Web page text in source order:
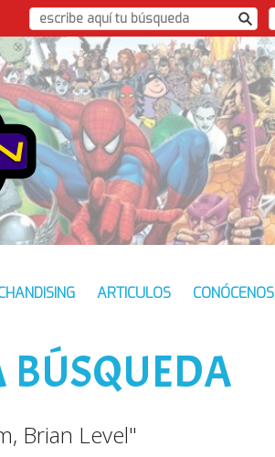
ARTICULOS CONÓCENOS
BÚSQUEDA
Brian Level"